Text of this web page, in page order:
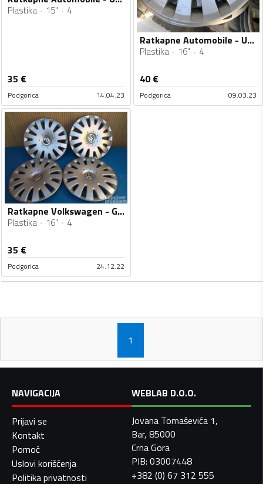
Plastika 15" 4
35 €
Podgorica 14.04.23
Ratkapne Automobile - Univerzalno - 16" - 4 kom.
Plastika 16" 4
40€
Podgorica 09.03.23
Ratkapne Volkswagen - Golf 5 - 16" - 4 kom.
Plastika 16" 4
35 €
Podgorica 24.12.22
1
NAVIGACIJA
Prijavi se
Kontakt
Pomoć
Uslovi korišćenja
Politika privatnosti
WEBLAB D.O.O.
Jovana Tomaševića 1,
Bar, 85000
Crna Gora
PIB: 03007448
+382 (0) 67 312 555